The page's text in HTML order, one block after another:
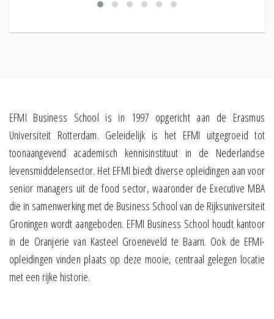
EFMI Business School is in 1997 opgericht aan de Erasmus
Universiteit Rotterdam. Geleidelijk is het EFMI uitgegroeid tot
toonaangevend academisch kennisinstituut in de Nederlandse
levensmiddelensector. Het EFMI biedt diverse opleidingen aan voor
senior managers uit de food sector, waaronder de Executive MBA
die in samenwerking met de Business School van de Rijksuniversiteit
Groningen wordt aangeboden. EFMI Business School houdt kantoor
in de Oranjerie van Kasteel Groeneveld te Baarn. Ook de EFMI-
opleidingen vinden plaats op deze mooie, centraal gelegen locatie
met een rijke historie.